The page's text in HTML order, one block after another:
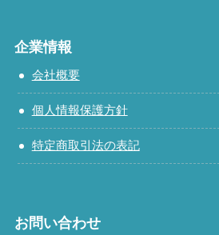
企業情報
会社概要
個人情報保護方針
特定商取引法の表記
お問い合わせ